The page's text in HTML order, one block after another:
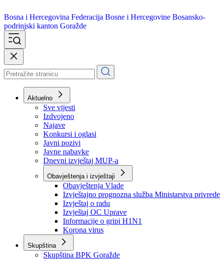
Bosna i Hercegovina
podrinjski kanton Goražde
Aktuelno
Sve vijesti
Izdvojeno
Najave
Konkursi i oglasi
Javni pozivi
Javne nabavke
Dnevni izvještaj MUP-a
Obavještenja i izvještaji
Obavještenja Vlade
Izvještajno prognozna služba Ministarstva privrede
Izvještaj o radu
Izvještaj OC Uprave
Informacije o gripi H1N1
Korona virus